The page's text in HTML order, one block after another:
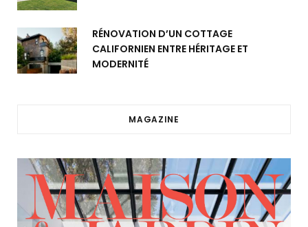
RÉNOVATION D’UN COTTAGE
CALIFORNIEN ENTRE HÉRITAGE ET
MODERNITÉ
MAGAZINE